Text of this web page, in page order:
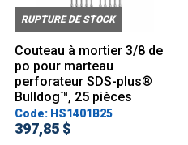
RUPTURE DE STOCK
Couteau à mortier 3/8 de
po pour marteau
perforateur SDS-plus®
Bulldog™, 25 pièces
Code: HS1401B25
397,85 $